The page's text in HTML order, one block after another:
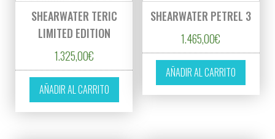
SHEARWATER TERIC
LIMITED EDITION
1.325,00€
AÑADIR AL CARRITO
SHEARWATER PETREL 3
1.465,00€
AÑADIR AL CARRITO